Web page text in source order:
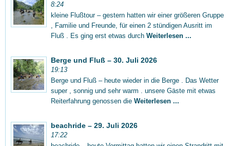
8:24
kleine Flußtour – gestern hatten wir einer größeren Gruppe
, Familie und Freunde, für einen 2 stündigen Ausritt im
Fluß . Es ging erst etwas durch Weiterlesen ...
Berge und Fluß – 30. Juli 2026
19:13
Berge und Fluß – heute wieder in die Berge . Das Wetter
super , sonnig und sehr warm . unsere Gäste mit etwas
Reiterfahrung genossen die Weiterlesen ...
beachride – 29. Juli 2026
17:22